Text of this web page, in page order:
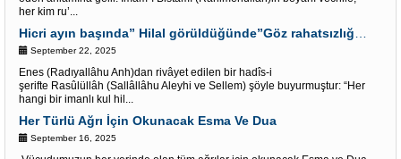
her kim ru’...
September 22, 2025
Enes (Radıyallâhu Anh)dan rivâyet edilen bir hadîs-i
şerifte Rasûlüllâh (Sallâllâhu Aleyhi ve Sellem) şöyle buyurmuştur: “Her
hangi bir imanlı kul hil...
Her Türlü Ağrı İçin Okunacak Esma Ve Dua
September 16, 2025